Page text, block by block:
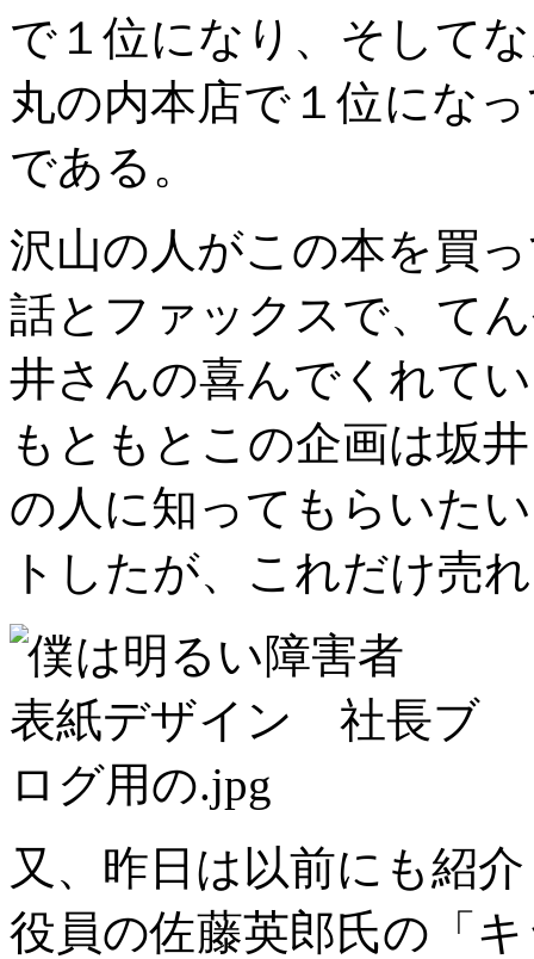
で１位になり、そして
丸の内本店で１位にな
である。
沢山の人がこの本を買
話とファックスで、て
井さんの喜んでくれて
もともとこの企画は坂
の人に知ってもらいた
トしたが、これだけ売
又、昨日は以前にも紹
役員の佐藤英郎氏の「